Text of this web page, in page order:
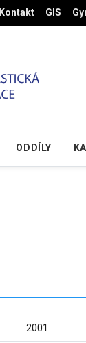
Kontakt GIS
ODDÍLY
2001